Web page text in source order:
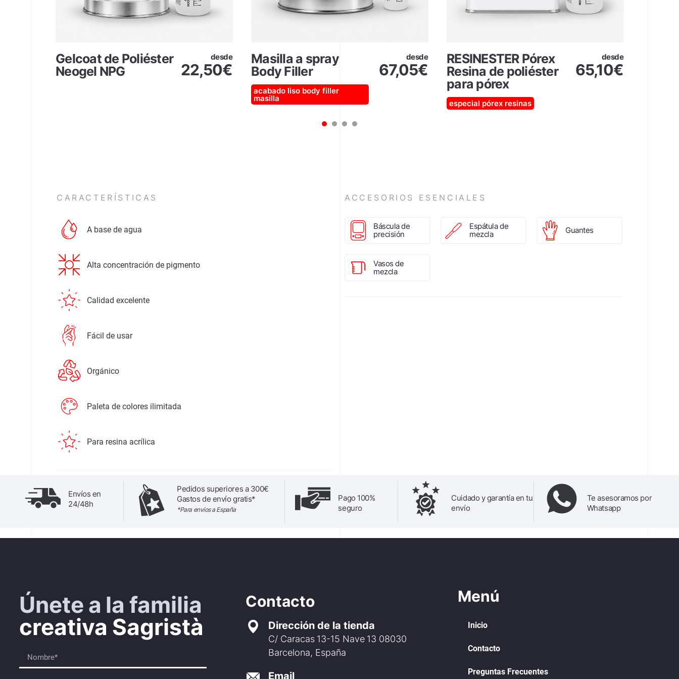
Gelcoat de Poliéster
Neogel NPG
desde
22,50€
Masilla a spray
Body Filler
acabado liso body filler
masilla
desde
67,05€
RESINESTER Pórex
Resina de poliéster
para pórex
especial pórex resinas
desde
65,10€
CARACTERÍSTICAS
A base de agua
Alta concentración de pigmento
Calidad excelente
Fácil de usar
Orgánico
Paleta de colores ilimitada
Para resina acrílica
ACCESORIOS ESENCIALES
Báscula de
precisión
Espátula de
mezcla
Guantes
Vasos de
mezcla
Envíos en
24/48h
Pedidos superiores a 300€
Gastos de envío gratis*
*Para envíos a España
Pago 100%
seguro
Cuidado y garantía en tu
envío
Te asesoramos por
Whatsapp
Únete a la familia
creativa Sagristà
Contacto
Dirección de la tienda
C/ Caracas 13-15 Nave 13 08030
Barcelona, España
Email
Menú
Inicio
Contacto
Preguntas Frecuentes